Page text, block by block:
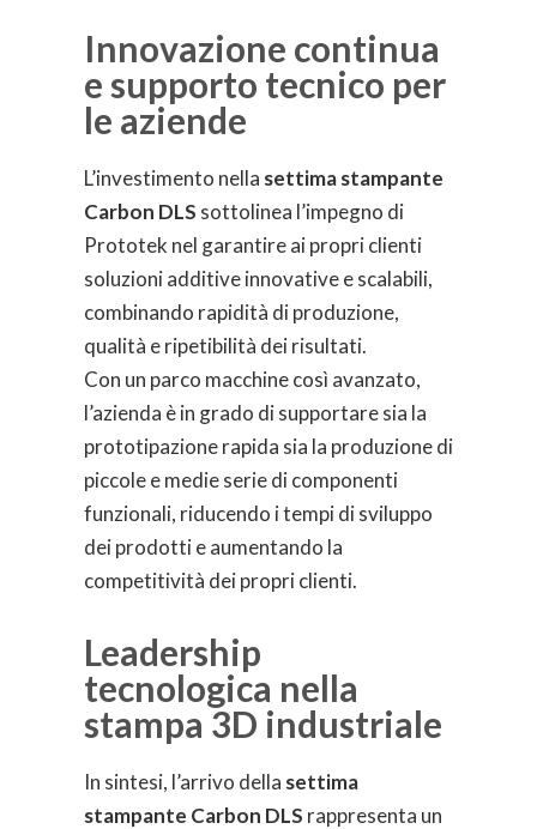
Innovazione continua
e supporto tecnico per
le aziende
L’investimento nella settima stampante
Carbon DLS sottolinea l’impegno di
Prototek nel garantire ai propri clienti
soluzioni additive innovative e scalabili,
combinando rapidità di produzione,
qualità e ripetibilità dei risultati.
Con un parco macchine così avanzato,
l’azienda è in grado di supportare sia la
prototipazione rapida sia la produzione di
piccole e medie serie di componenti
funzionali, riducendo i tempi di sviluppo
dei prodotti e aumentando la
competitività dei propri clienti.
Leadership
tecnologica nella
stampa 3D industriale
In sintesi, l’arrivo della settima
stampante Carbon DLS rappresenta un